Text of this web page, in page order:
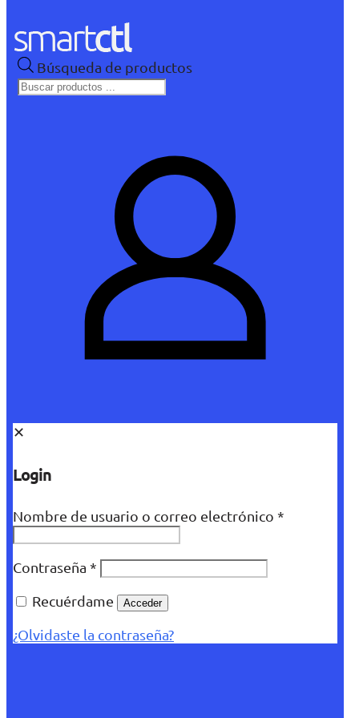
Búsqueda de productos
✕
Login
Nombre de usuario o correo electrónico *
Contraseña *
Recuérdame
Acceder
¿Olvidaste la contraseña?